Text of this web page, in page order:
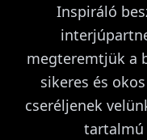
Inspiráló
megteremtjük a
sikeres és
cseréljenek
tartalmú